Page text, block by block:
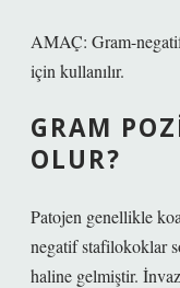
AMAÇ: Gram-
için kullanılır.
GRAM
OLUR?
Patojen genellikle
negatif stafilokoklar
haline gelmiştir.